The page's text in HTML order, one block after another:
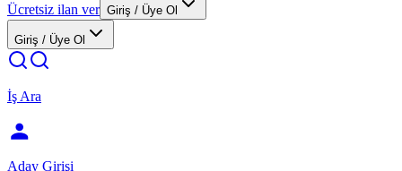
Ücretsiz ilan ver Giriş / Üye Ol
Giriş / Üye Ol
İş Ara
Aday Girişi